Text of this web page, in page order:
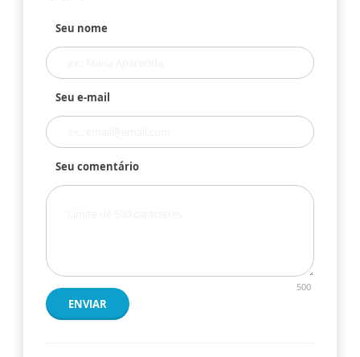
Seu nome
Seu e-mail
Seu comentário
500
ENVIAR